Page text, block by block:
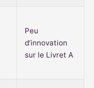
Peu
d’innovation
sur le Livret A